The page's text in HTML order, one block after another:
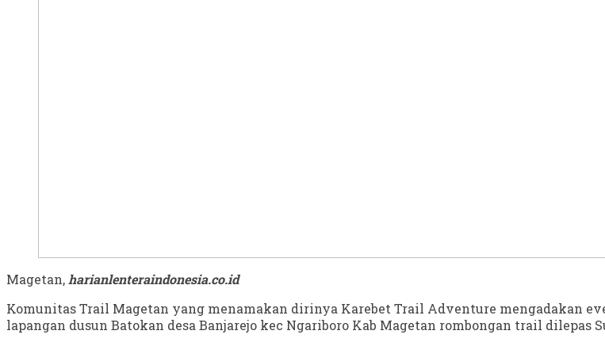
Magetan,harianlenteraindonesia.co.id
Komunitas Trail Magetan yang menamakan dirinya Karebet Trail Adventure mengadakan
lapangan dusun Batokan desa Banjarejo kec Ngariboro Kab Magetan rombongan trail dilepas